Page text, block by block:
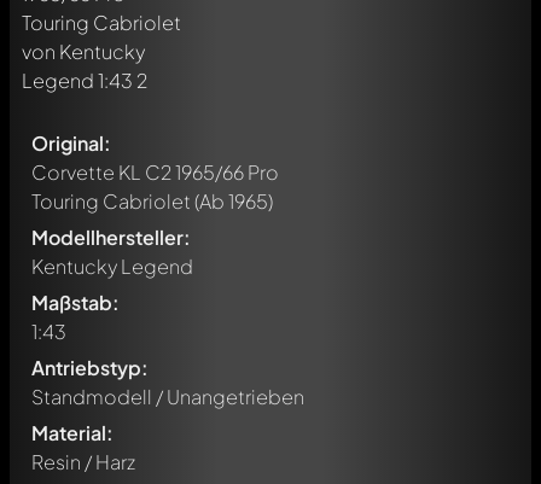
Original:
Corvette KL C2 1965/66 Pro
Touring Cabriolet(Ab 1965)
Modellhersteller:
Kentucky Legend
Maßstab:
1:43
Antriebstyp:
Standmodell / Unangetrieben
Material:
Resin / Harz